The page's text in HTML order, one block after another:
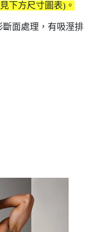
下方尺寸圖表)。
斷面處理，有吸溼排